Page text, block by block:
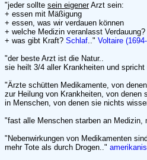
"jeder sollte sein eigenerArzt sein:
+ essen mit Mäßigung
+ essen, was wir verdauen können
+ welche Medizin veranlasst Verdauung?
+ was gibt Kraft? Schlaf.." Voltaire
"der beste Arzt ist die Natur..
sie heilt 3/4 aller Krankheiten und
"Ärzte schütten Medikamente, von
zur Heilung von Krankheiten, von denen
in Menschen, von denen sie nichts
"fast alle Menschen starben an Medizin,
"Nebenwirkungen von Medikamenten
mehr Tote als durch Drogen.."